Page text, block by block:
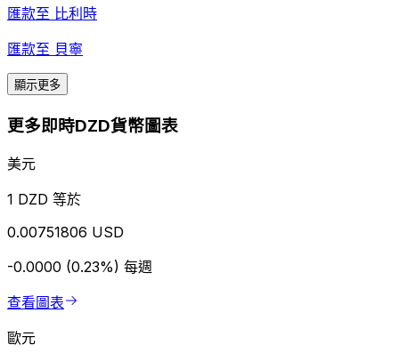
匯款至 比利時
匯款至 貝寧
顯示更多
更多即時DZD貨幣圖表
美元
1 DZD 等於
0.00751806 USD
-0.0000 (0.23%) 每週
查看圖表
歐元